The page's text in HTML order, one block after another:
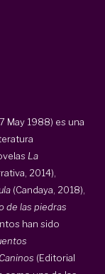
May 1988) es una
La
2014),
(Candaya, 2018),
de las piedras
han sido
Caninos (Editorial